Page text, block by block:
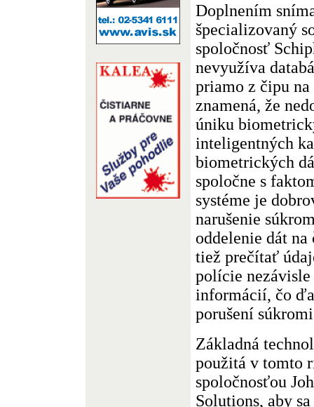
Doplnením
špecializovaný
spoločnosť
nevyužíva
priamo z čipu
znamená, že
úniku
inteligentných
biometrických
spoločne s
systéme je
narušenie
oddelenie dát
tiež prečítať
polície
informácií, čo
porušení
Základná
použitá v tomto
spoločnosťou
Solutions, aby